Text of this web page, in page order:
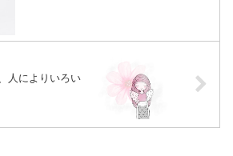
人によりいろい